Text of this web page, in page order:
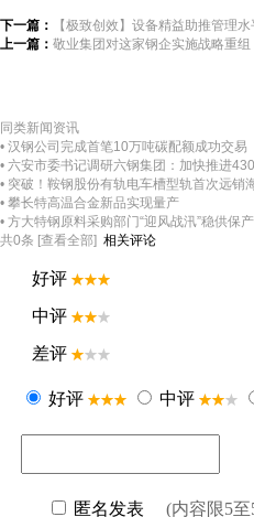
下一篇：
【极致创效】设备精益助推管理
上一篇： 敬业集团对这家钢企实施战略重
同类新闻资讯
• 汉钢公司完成首笔10万吨碳配额成功交易
• 六安市委书记调研六钢集团：加快推进
• 突破！鞍钢股份有轨电车槽型轨首次远销
• 攀长特高温合金新品实现量产
• 方大特钢原料采购部门“迎风战汛”稳供保产
共0条 [查看全部] 相关评论